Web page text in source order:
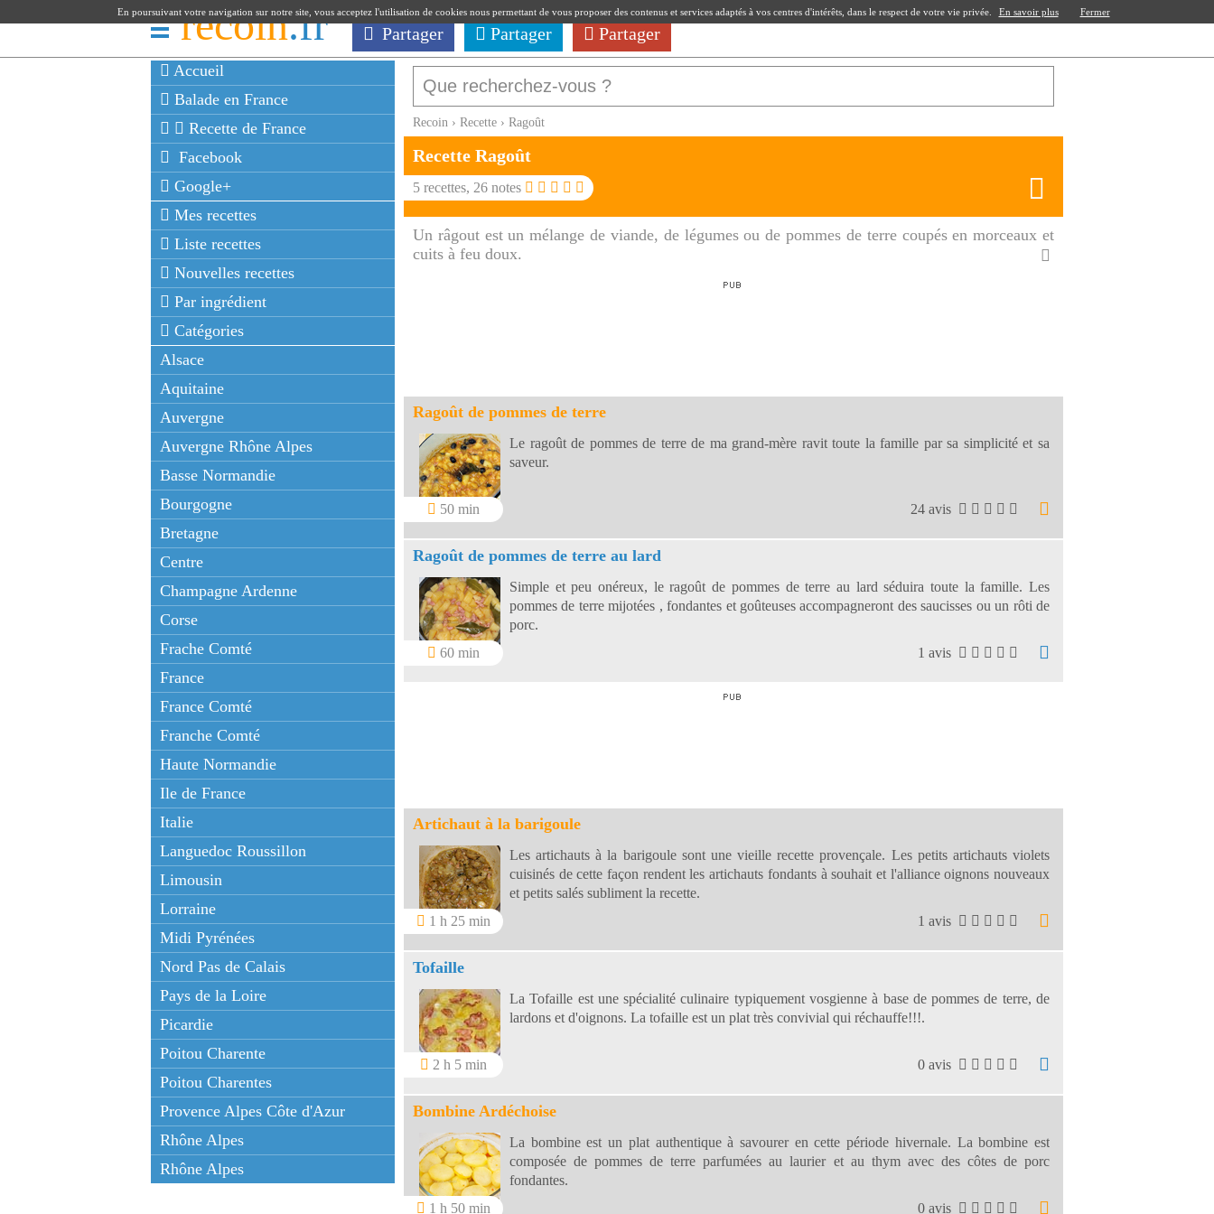
recoin.fr Partager Partager Partager
Accueil
Balade en France
Recette de France
Facebook
Google+
Mes recettes
Liste recettes
Nouvelles recettes
Par ingrédient
Catégories
Alsace
Aquitaine
Auvergne
Auvergne Rhône Alpes
Basse Normandie
Bourgogne
Bretagne
Centre
Champagne Ardenne
Corse
Frache Comté
France
France Comté
Franche Comté
Haute Normandie
Ile de France
Italie
Languedoc Roussillon
Limousin
Lorraine
Midi Pyrénées
Nord Pas de Calais
Pays de la Loire
Picardie
Poitou Charente
Poitou Charentes
Provence Alpes Côte d'Azur
Rhône Alpes
Rhône Alpes
Recoin › Recette › Ragoût
Recette Ragoût
5 recettes, 26 notes
Un râgout est un mélange de viande, de légumes ou de pommes de terre coupés en morceaux et
cuits à feu doux.
Ragoût de pommes de terre
50 min
Le ragoût de pommes de terre de ma grand-mère ravit toute la famille par sa simplicité et sa
saveur.
24 avis
Ragoût de pommes de terre au lard
60 min
Simple et peu onéreux, le ragoût de pommes de terre au lard séduira toute la famille. Les
pommes de terre mijotées , fondantes et goûteuses accompagneront des saucisses ou un rôti de
porc.
1 avis
Artichaut à la barigoule
1 h 25 min
Les artichauts à la barigoule sont une vieille recette provençale. Les petits artichauts violets
cuisinés de cette façon rendent les artichauts fondants à souhait et l'alliance oignons nouveaux
et petits salés subliment la recette.
1 avis
Tofaille
2 h 5 min
La Tofaille est une spécialité culinaire typiquement vosgienne à base de pommes de terre, de
lardons et d'oignons. La tofaille est un plat très convivial qui réchauffe!!!.
0 avis
Bombine Ardéchoise
1 h 50 min
La bombine est un plat authentique à savourer en cette période hivernale. La bombine est
composée de pommes de terre parfumées au laurier et au thym avec des côtes de porc
fondantes.
0 avis
En poursuivant votre navigation sur notre site, vous acceptez l'utilisation de cookies nous permettant de vous proposer des contenus et services adaptés à vos centres d'intérêts, dans le respect de votre vie privée. En savoir plus Fermer